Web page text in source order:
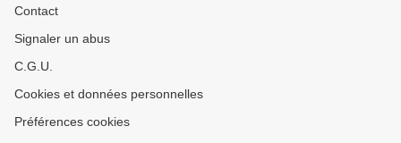
Contact
Signaler un abus
C.G.U.
Cookies et données personnelles
Préférences cookies